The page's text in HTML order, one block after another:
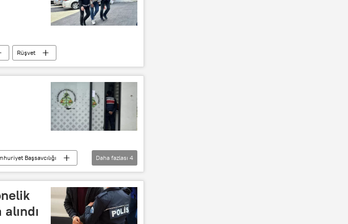
Rüşvet
Başsavcılığı
Daha fazlası 4